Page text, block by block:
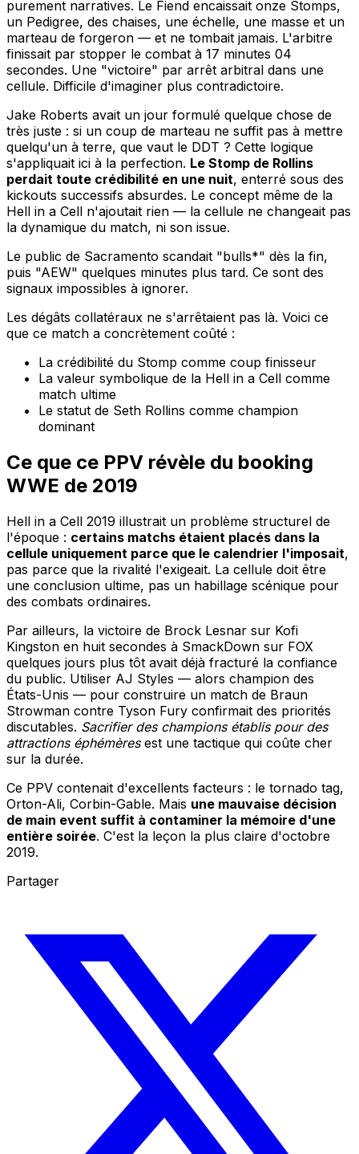
purement narratives. Le Fiend encaissait onze Stomps,
un Pedigree, des chaises, une échelle, une masse et un
marteau de forgeron — et ne tombait jamais. L'arbitre
finissait par stopper le combat à 17 minutes 04
secondes. Une "victoire" par arrêt arbitral dans une
cellule. Difficile d'imaginer plus contradictoire.
Jake Roberts avait un jour formulé quelque chose de
très juste : si un coup de marteau ne suffit pas à mettre
quelqu'un à terre, que vaut le DDT ? Cette logique
s'appliquait ici à la perfection. Le Stomp de Rollins
perdait toute crédibilité en une nuit, enterré sous des
kickouts successifs absurdes. Le concept même de la
Hell in a Cell n'ajoutait rien — la cellule ne changeait pas
la dynamique du match, ni son issue.
Le public de Sacramento scandait "bulls*" dès la fin,
puis "AEW" quelques minutes plus tard. Ce sont des
signaux impossibles à ignorer.
Les dégâts collatéraux ne s'arrêtaient pas là. Voici ce
que ce match a concrètement coûté :
La crédibilité du Stomp comme coup finisseur
La valeur symbolique de la Hell in a Cell comme
match ultime
Le statut de Seth Rollins comme champion
dominant
Ce que ce PPV révèle du booking
WWE de 2019
Hell in a Cell 2019 illustrait un problème structurel de
l'époque : certains matchs étaient placés dans la
cellule uniquement parce que le calendrier l'imposait,
pas parce que la rivalité l'exigeait. La cellule doit être
une conclusion ultime, pas un habillage scénique pour
des combats ordinaires.
Par ailleurs, la victoire de Brock Lesnar sur Kofi
Kingston en huit secondes à SmackDown sur FOX
quelques jours plus tôt avait déjà fracturé la confiance
du public. Utiliser AJ Styles — alors champion des
États-Unis — pour construire un match de Braun
Strowman contre Tyson Fury confirmait des priorités
discutables. Sacrifier des champions établis pour des
attractions éphémèresest une tactique qui coûte cher
sur la durée.
Ce PPV contenait d'excellents facteurs : le tornado tag,
Orton-Ali, Corbin-Gable. Mais une mauvaise décision
de main event suffit à contaminer la mémoire d'une
entière soirée. C'est la leçon la plus claire d'octobre
2019.
Partager